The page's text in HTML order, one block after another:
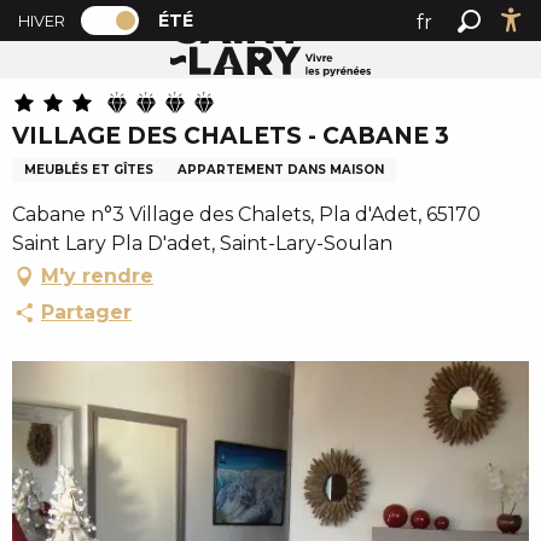
A
l
e
r
a
c
o
n
t
n
u
p
r
i
n
PAGE D’ACCUEIL ACTUELLE ÉTÉ : PASSER EN MODE
HIVER PAGE D’ACCUEIL ACTUELLE ÉTÉ :
ÉTÉ
fr
Accueil été VILLAGE DES CHALETS - CABANE 3
VILLAGE DES CHALETS - CABANE 3
MEUBLÉS ET GÎTES APPARTEMENT DANS MAISON
Cabane n°3 Village des Chalets, Pla d'Adet, 65170
Saint Lary Pla D'adet, Saint-Lary-Soulan
M'y rendre
Partager